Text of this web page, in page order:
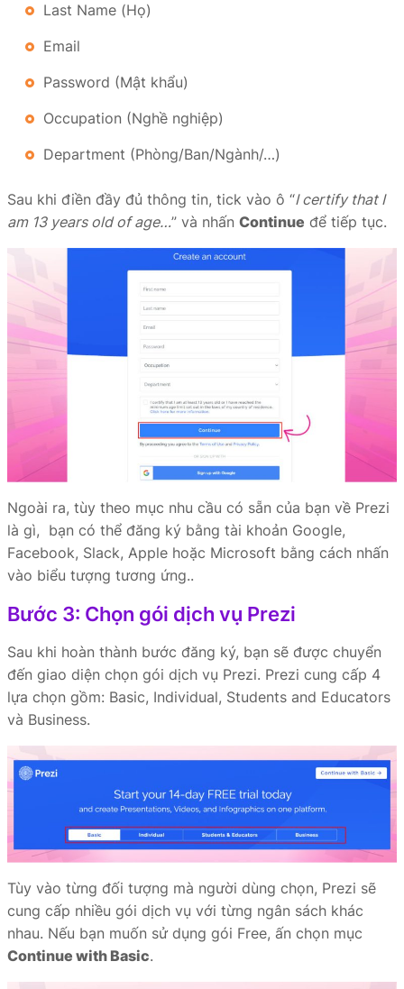
Last Name (Họ)
Email
Password (Mật khẩu)
Occupation (Nghề nghiệp)
Department (Phòng/Ban/Ngành/…)
Sau khi điền đầy đủ thông tin, tick vào ô “I certify that I
am 13 years old of age…” và nhấn Continue để tiếp tục.
Ngoài ra, tùy theo mục nhu cầu có sẵn của bạn về Prezi
là gì, bạn có thể đăng ký bằng tài khoản Google,
Facebook, Slack, Apple hoặc Microsoft bằng cách nhấn
vào biểu tượng tương ứng..
Bước 3: Chọn gói dịch vụ Prezi
Sau khi hoàn thành bước đăng ký, bạn sẽ được chuyển
đến giao diện chọn gói dịch vụ Prezi. Prezi cung cấp 4
lựa chọn gồm: Basic, Individual, Students and Educators
và Business.
Tùy vào từng đối tượng mà người dùng chọn, Prezi sẽ
cung cấp nhiều gói dịch vụ với từng ngân sách khác
nhau. Nếu bạn muốn sử dụng gói Free, ấn chọn mục
Continue with Basic.